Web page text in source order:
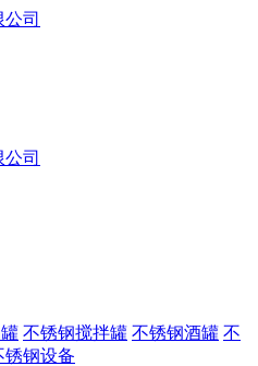
不锈钢搅拌罐 不锈钢酒罐 不
锈钢设备